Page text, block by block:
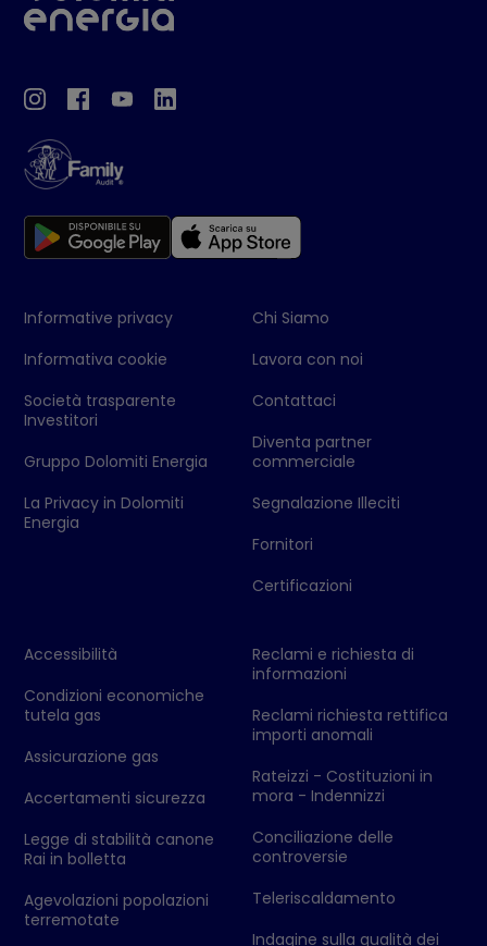
Informative privacy
Informativa cookie
Società trasparente
Investitori
Gruppo Dolomiti Energia
La Privacy in Dolomiti
Energia
Chi Siamo
Lavora con noi
Contattaci
Diventa partner
commerciale
Segnalazione Illeciti
Fornitori
Certificazioni
Accessibilità
Condizioni economiche
tutela gas
Assicurazione gas
Accertamenti sicurezza
Legge di stabilità canone
Rai in bolletta
Agevolazioni popolazioni
terremotate
Reclami e richiesta di
informazioni
Reclami richiesta rettifica
importi anomali
Rateizzi - Costituzioni in
mora - Indennizzi
Conciliazione delle
controversie
Teleriscaldamento
Indagine sulla qualità dei